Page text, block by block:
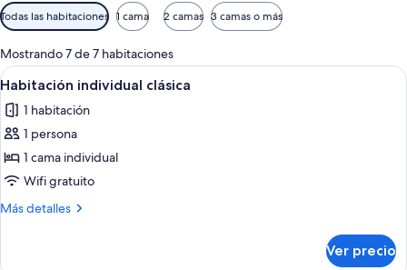
Filtros
disponibles
para
las
habitaciones
Todas las habitaciones 1 cama 2 camas 3 camas o más
Mostrando 7 de 7 habitaciones
Abrir
todas
las
fotos
de
Habitación
individual
Una cama bien tendida con
7
Habitación individual clásica
1 habitación
1 persona
1 cama individual
Wifi gratuito
Más detalles
Más
Ver precio